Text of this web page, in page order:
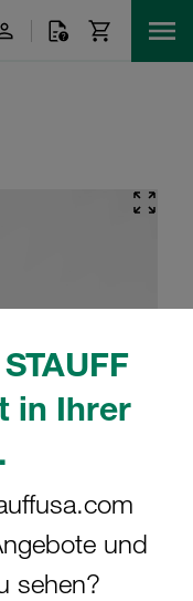
in Ihrer
und
sehen?